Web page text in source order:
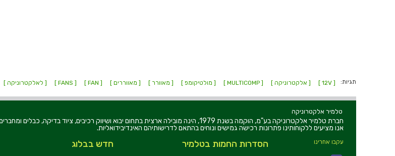
תגיות: [ 12V ] [ אלקטרוניקה ] [ MULTICOMP ] [ מולטיקומפ ] [ מאוורר ] [ מאווררים ] [ FAN ]
[ FANS ] [ לאלקטרוניקה ]
טלמיר אלקטרוניקה
חברת טלמיר אלקטרוניקה בע"מ, הוקמה בשנת 1979, הינה מובילה ארצית בתחום יבוא ושיווק רכיבים,
אנו מציעים ללקוחותינו פתרונות רכישה גמישים ונוחים בהתאם לדרישותיהם האינדיבידואליות.
עקבו אחרינו חדש בבלוג הסדרות החמות בטלמיר